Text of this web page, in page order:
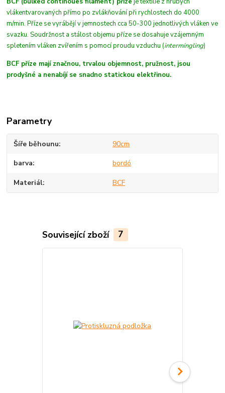
vlákentvarovanýchpřímo po zvlákňování při rychlostech do 4000
m/min. Příze se vyrábějí v jemnostech cca 50-300 jednotlivých vláken ve
svazku. Soudržnost a stálost objemu příze se dosahuje vzájemným
spletením vláken zvířením s pomocí proudu vzduchu (intermingling)
BCF příze mají značnou, trvalou objemnost, pružnost, jsou
prodyšné a nenabíjí se snadno statickou elektřinou.
Parametry
Šíře běhounu 90cm
barva bordó
Materiál BCF
Související zboží 7